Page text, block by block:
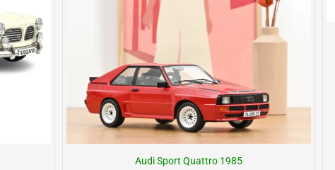
Audi Sport Quattro 1985